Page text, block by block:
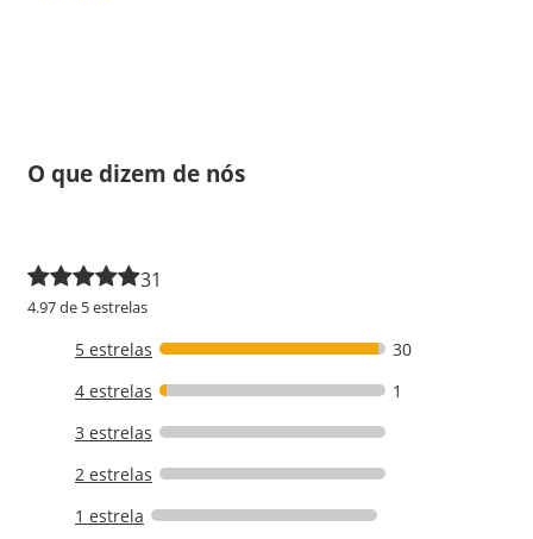
O que dizem de nós
31
4.97 de 5 estrelas
5 estrelas
30
4 estrelas
1
3 estrelas
2 estrelas
1 estrela